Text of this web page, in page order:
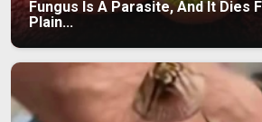
Fungus Is A Parasite, And It Dies
Plain...